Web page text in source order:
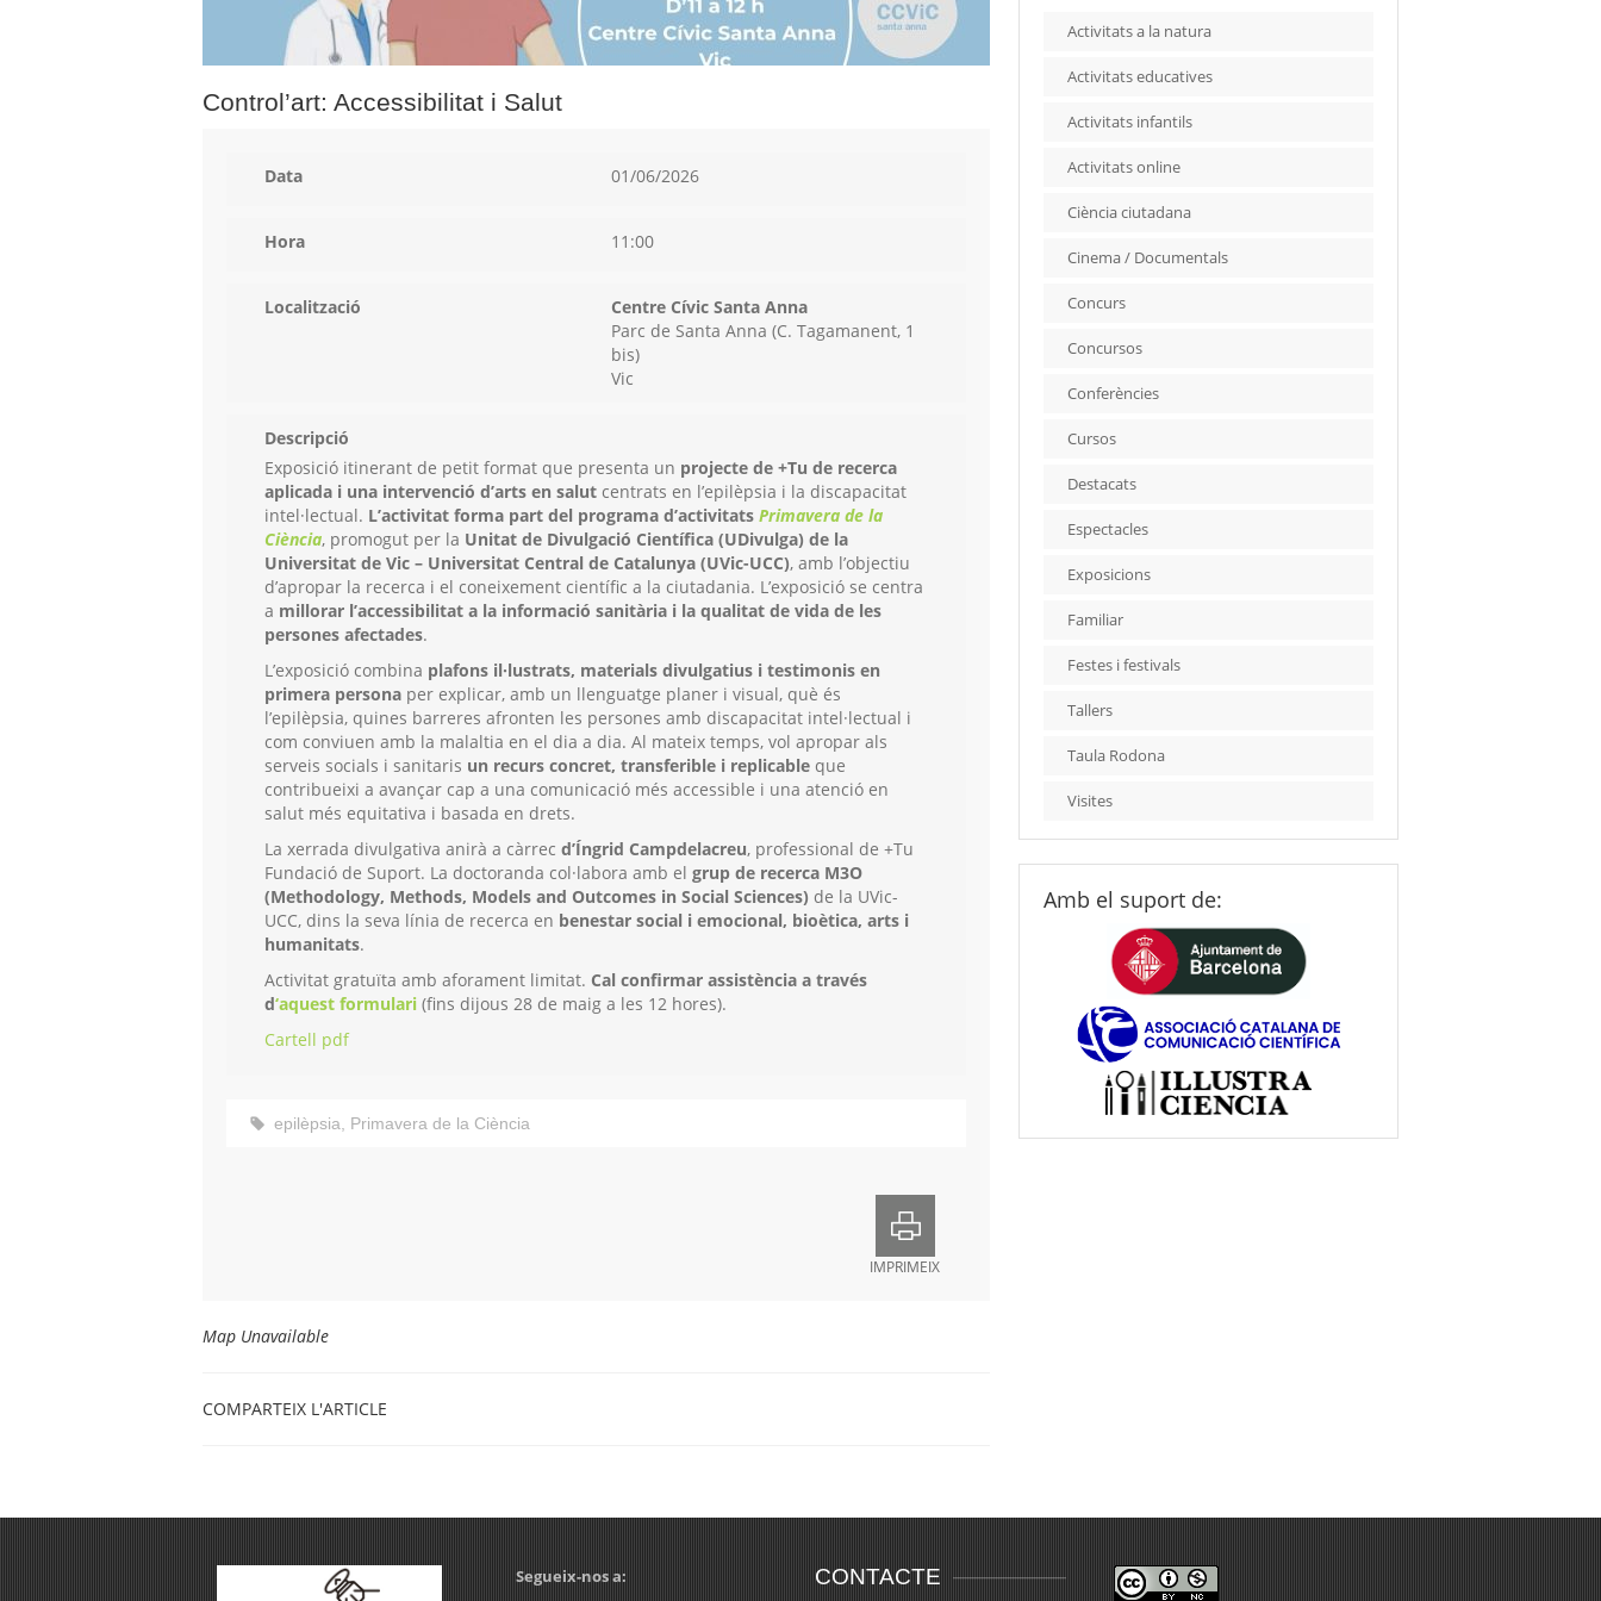
Control’art: Accessibilitat i Salut
Data 01/06/2026
Hora 11:00
Localització
Centre Cívic Santa Anna
Parc de Santa Anna (C. Tagamanent, 1
bis)
Vic
Descripció
Exposició itinerant de petit format que presenta un projecte de +Tu de recerca
aplicada i una intervenció d’arts en salut centrats en l’epilèpsia i la discapacitat
intel·lectual. L’activitat forma part del programa d’activitats Primavera de la
Ciència, promogut per la Unitat de Divulgació Científica (UDivulga) de la
Universitat de Vic – Universitat Central de Catalunya (UVic-UCC), amb l’objectiu
d’apropar la recerca i el coneixement científic a la ciutadania. L’exposició se centra
a millorar l’accessibilitat a la informació sanitària i la qualitat de vida de les
persones afectades.
L’exposició combina plafons il·lustrats, materials divulgatius i testimonis en
primera persona per explicar, amb un llenguatge planer i visual, què és
l’epilèpsia, quines barreres afronten les persones amb discapacitat intel·lectual i
com conviuen amb la malaltia en el dia a dia. Al mateix temps, vol apropar als
serveis socials i sanitaris un recurs concret, transferible i replicable que
contribueixi a avançar cap a una comunicació més accessible i una atenció en
salut més equitativa i basada en drets.
La xerrada divulgativa anirà a càrrec d’Íngrid Campdelacreu, professional de +Tu
Fundació de Suport. La doctoranda col·labora amb el grup de recerca M3O
(Methodology, Methods, Models and Outcomes in Social Sciences) de la UVic-
UCC, dins la seva línia de recerca en benestar social i emocional, bioètica, arts i
humanitats.
Activitat gratuïta amb aforament limitat. Cal confirmar assistència a través
d‘aquest formulari (fins dijous 28 de maig a les 12 hores).
Cartell pdf
epilèpsia, Primavera de la Ciència
IMPRIMEIX
Map Unavailable
COMPARTEIX L'ARTICLE
Activitats a la natura
Activitats educatives
Activitats infantils
Activitats online
Ciència ciutadana
Cinema / Documentals
Concurs
Concursos
Conferències
Cursos
Destacats
Espectacles
Exposicions
Familiar
Festes i festivals
Tallers
Taula Rodona
Visites
Amb el suport de:
Segueix-nos a:
CONTACTE